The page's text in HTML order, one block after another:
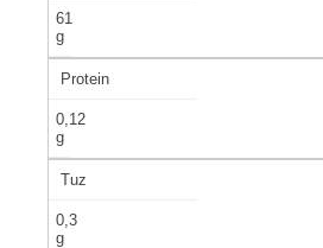
61
g
Protein
0,12
g
Tuz
0,3
g